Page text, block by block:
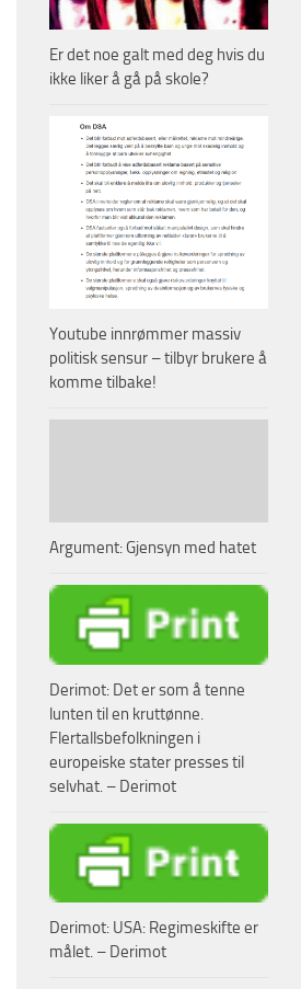
Er det noe galt med deg hvis du
ikke liker å gå på skole?
Youtube innrømmer massiv
politisk sensur – tilbyr brukere å
komme tilbake!
Argument: Gjensyn med hatet
Derimot: Det er som å tenne
lunten til en kruttønne.
Flertallsbefolkningen i
europeiske stater presses til
selvhat. – Derimot
Derimot: USA: Regimeskifte er
målet. – Derimot